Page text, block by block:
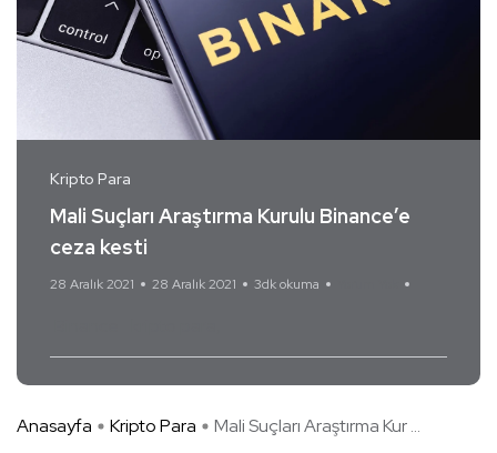
Kripto Para
Mali Suçları Araştırma Kurulu Binance’e
ceza kesti
28 Aralık 2021 28 Aralık 2021 3dk okuma
Anasayfa Kripto Para Mali Suçları Araştırma Kur ...